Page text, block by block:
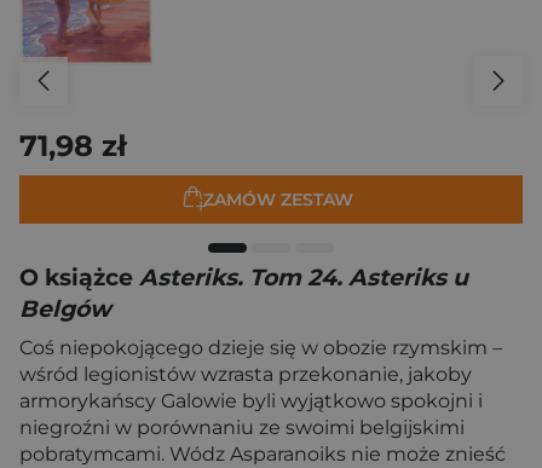
71,98 zł
ZAMÓW ZESTAW
O książce Asteriks. Tom 24. Asteriks u
Belgów
Coś niepokojącego dzieje się w obozie rzymskim –
wśród legionistów wzrasta przekonanie, jakoby
armorykańscy Galowie byli wyjątkowo spokojni i
niegroźni w porównaniu ze swoimi belgijskimi
pobratymcami. Wódz Asparanoiks nie może znieść